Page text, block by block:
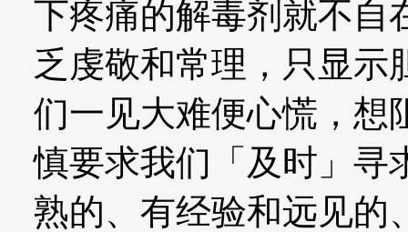
下疼痛的解毒剂就不自
乏虔敬和常理，只显示
们一见大难便心慌，想
慎要求我们「及时」寻
熟的、有经验和远见的